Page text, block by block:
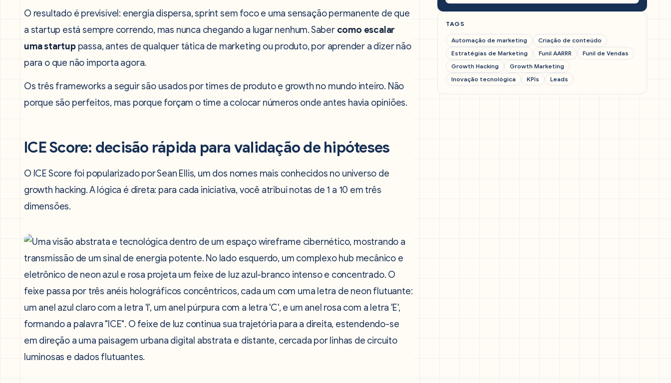
O resultado é previsível: energia dispersa, sprint sem foco e uma sensação permanente de que
a startup está sempre correndo, mas nunca chegando a lugar nenhum. Saber como escalar
uma startuppassa, antes de qualquer tática de marketing ou produto, por aprender a dizer não
para o que não importa agora.
Os três frameworks a seguir são usados por times de produto e growth no mundo inteiro. Não
porque são perfeitos, mas porque forçam o time a colocar números onde antes havia opiniões.
ICE Score: decisão rápida para validação de hipóteses
O ICE Score foi popularizado por Sean Ellis, um dos nomes mais conhecidos no universo de
growth hacking. A lógica é direta: para cada iniciativa, você atribui notas de 1 a 10 em três
dimensões.
TAGS
Automação de marketing
Criação de conteúdo
Estratégias de Marketing
Funil AARRR
Funil de Vendas
Growth Hacking
Growth Marketing
Inovação tecnológica
KPIs Leads